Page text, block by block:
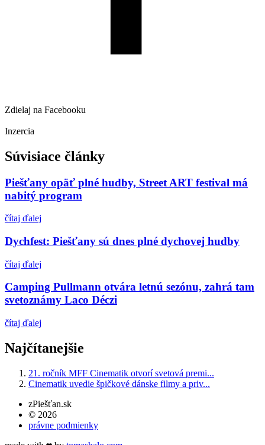
Zdielaj na Facebooku
Inzercia
Súvisiace články
Piešťany opäť plné hudby, Street ART festival má
nabitý program
čítaj ďalej
Dychfest: Piešťany sú dnes plné dychovej hudby
čítaj ďalej
Camping Pullmann otvára letnú sezónu, zahrá tam
svetoznámy Laco Déczi
čítaj ďalej
Najčítanejšie
21. ročník MFF Cinematik otvorí svetová premi...
Cinematik uvedie špičkové dánske filmy a priv...
zPiešťan.sk
© 2026
právne podmienky